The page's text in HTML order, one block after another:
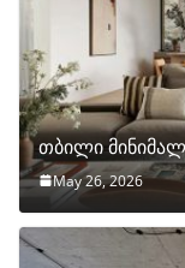
თბილი
May 26, 2026